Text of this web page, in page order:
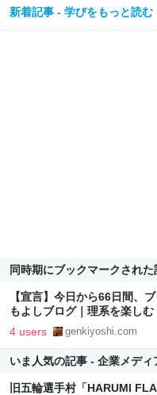
新着記事 - 学びをもっと読む
同時期にブックマークされた
【宣言】今日から66日間、
もよしブログ｜理系を楽しむ
4 users genkiyoshi.com
いま人気の記事 - 企業メディ
旧五輪選手村「HARUMI